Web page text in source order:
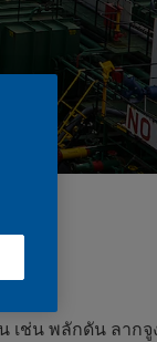
เช่น พลักดัน ลาก